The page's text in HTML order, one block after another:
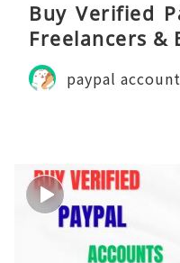
Buy Verified
Freelancers &
paypal